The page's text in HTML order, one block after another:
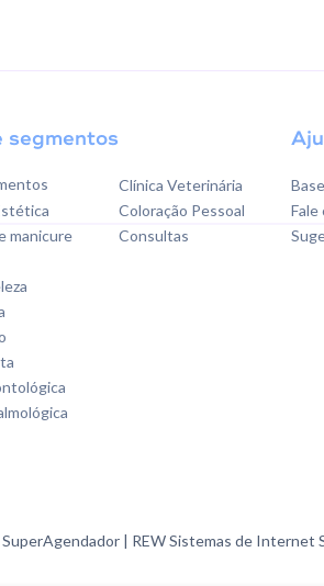
segmentos
manicure
Clínica Veterinária
Coloração Pessoal
Consultas
Fale
| REW Sistemas de Internet